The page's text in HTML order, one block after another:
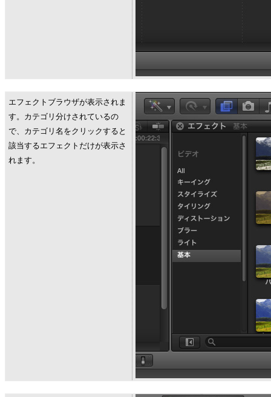
エフェクトブラウザが表示されま
す。カテゴリ分けされているの
で、カテゴリ名をクリックすると
該当するエフェクトだけが表示さ
れます。